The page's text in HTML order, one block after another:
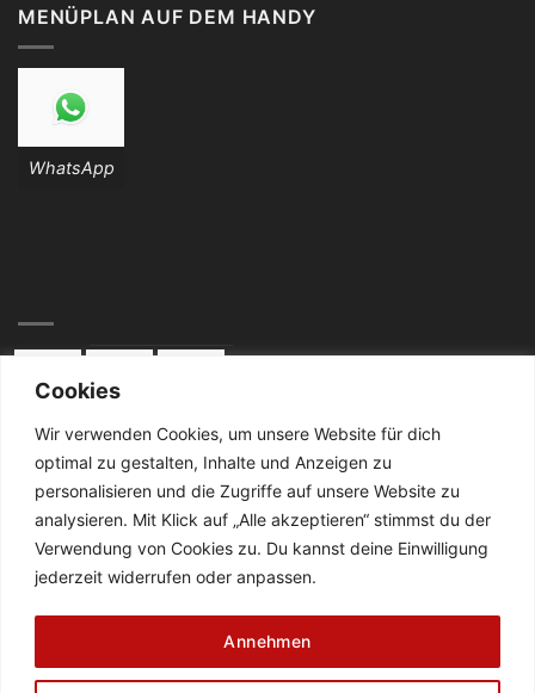
Cookies
Wir verwenden Cookies, um unsere Website für dich
optimal zu gestalten, Inhalte und Anzeigen zu
personalisieren und die Zugriffe auf unsere Website zu
analysieren. Mit Klick auf „Alle akzeptieren“ stimmst du der
Verwendung von Cookies zu. Du kannst deine Einwilligung
jederzeit widerrufen oder anpassen.
Annehmen
MENÜPLAN AUF DEM HANDY
WhatsApp
KONTAKT:
Telefon: 02834 / 2024
De Cabanes-Straße 4
47638 Straelen